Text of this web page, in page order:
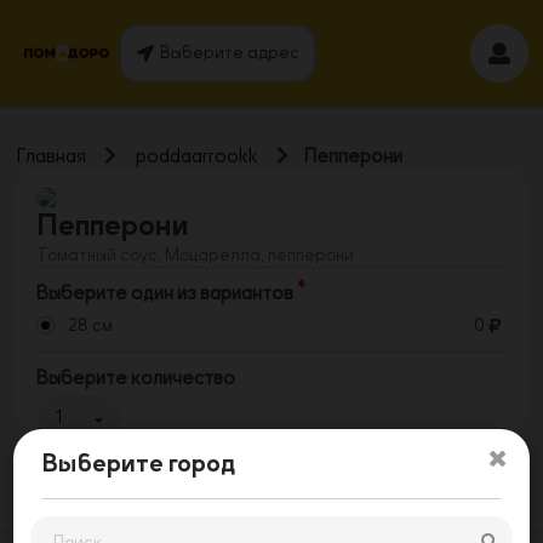
Выберите адрес
Главная poddaarrookk Пепперони
Пепперони
Выберите один из вариантов
28 см 0
Выберите количество
1
Выберите город